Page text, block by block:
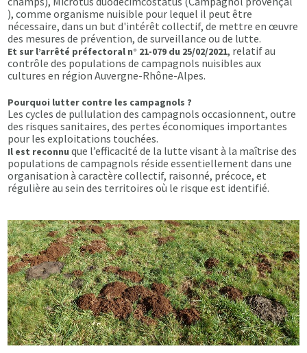
), comme organisme nuisible pour lequel il peut être
nécessaire, dans un but d'intérêt collectif, de mettre en œuvre
des mesures de prévention, de surveillance ou de lutte.
Et sur l’arrêté préfectoral n° 21-079 du 25/02/2021, relatif au
contrôle des populations de campagnols nuisibles aux
cultures en région Auvergne-Rhône-Alpes.
Pourquoi lutter contre les campagnols ?
Les cycles de pullulation des campagnols occasionnent, outre
des risques sanitaires, des pertes économiques importantes
pour les exploitations touchées.
Il est reconnu que l’efficacité de la lutte visant à la maîtrise des
populations de campagnols réside essentiellement dans une
organisation à caractère collectif, raisonné, précoce, et
régulière au sein des territoires où le risque est identifié.